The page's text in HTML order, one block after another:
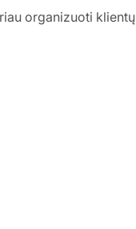
organizuoti klientų